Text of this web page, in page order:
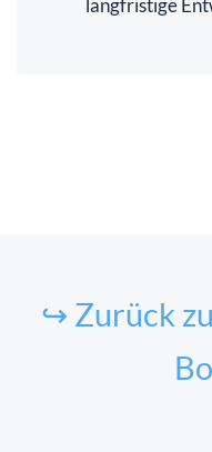
langfristige
↪ Zurück